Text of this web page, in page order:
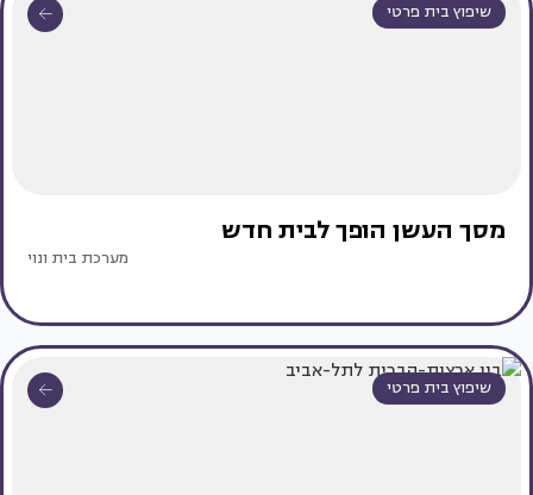
שיפוץ בית פרטי
מסך העשן הופך לבית חדש
מערכת בית ונוי
שיפוץ בית פרטי